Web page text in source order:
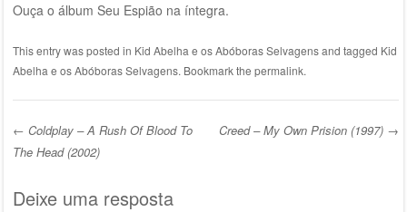
Ouça o álbum Seu Espião na íntegra.
This entry was posted in Kid Abelha e os Abóboras Selvagensand tagged Kid
Abelha e os Abóboras Selvagens. Bookmark the permalink.
Post navigation
← Coldplay – A Rush Of Blood To
The Head (2002)
Creed – My Own Prision (1997) →
Deixe uma resposta